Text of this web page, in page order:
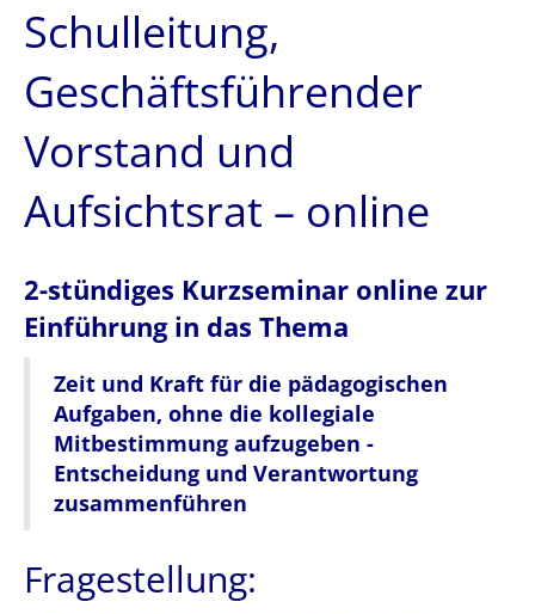
Schulleitung,
Geschäftsführender
Vorstand und
Aufsichtsrat – online
2-stündiges Kurzseminar online zur
Einführung in das Thema
Zeit und Kraft für die pädagogischen
Aufgaben, ohne die kollegiale
Mitbestimmung aufzugeben -
Entscheidung und Verantwortung
zusammenführen
Fragestellung: